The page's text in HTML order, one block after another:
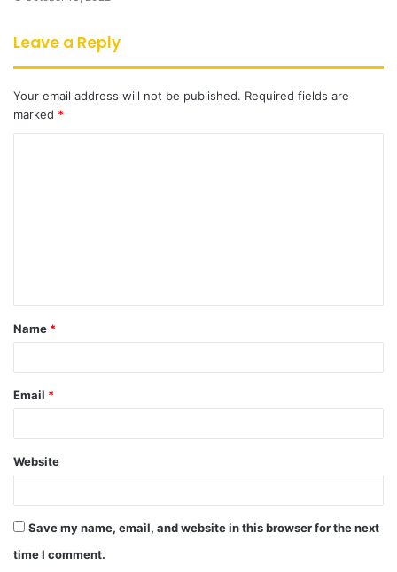
Leave a Reply
Your email address will not be published. Required fields are
marked *
t
*
Name *
Email *
Website
Save my name, email, and website in this browser for the next
time I comment.